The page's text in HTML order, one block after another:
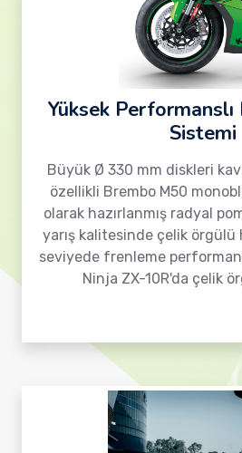
Yüksek
Sistemi
Büyük Ø 330 mm diskleri
özellikli Brembo M50
olarak hazırlanmış radyal
yarış kalitesinde çelik örgülü
seviyede frenleme
Ninja ZX-10R'da çelik